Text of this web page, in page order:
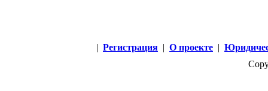
| Регистрация | О проекте |